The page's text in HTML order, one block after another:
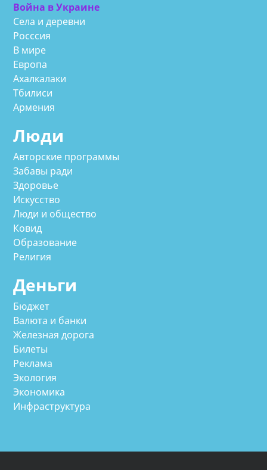
Война в Украине
Села и деревни
Росссия
В мире
Европа
Ахалкалаки
Тбилиси
Армения
Люди
Авторские программы
Забавы ради
Здоровье
Искусство
Люди и общество
Ковид
Образование
Религия
Деньги
Бюджет
Валюта и банки
Железная дорога
Билеты
Реклама
Экология
Экономика
Инфраструктура